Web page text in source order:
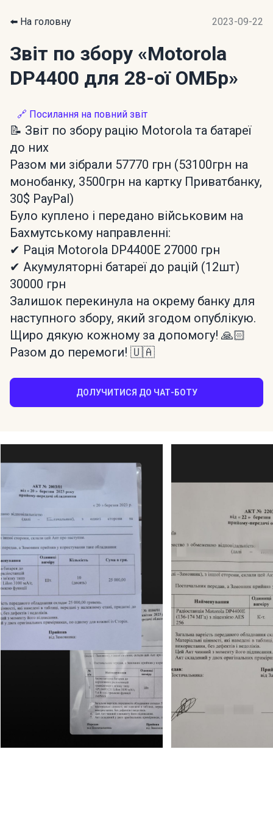
⬅️ На головну 2023-09-22
Звіт по збору «Motorola
DP4400 для 28-ої ОМБр»
🔗 Посилання на повний звіт
📝 Звіт по збору рацію Motorola та батареї
до них
Разом ми зібрали 57770 грн (53100грн на
монобанку, 3500грн на картку Приватбанку,
30$ PayPal)
Було куплено і передано військовим на
Бахмутському направленні:
✔ Рація Motorola DP4400E 27000 грн
✔ Акумуляторні батареї до рацій (12шт)
30000 грн
Залишок перекинула на окрему банку для
наступного збору, який згодом опублікую.
Щиро дякую кожному за допомогу! 🙏🏻
Разом до перемоги! 🇺🇦
ДОЛУЧИТИСЯ ДО ЧАТ-БОТУ